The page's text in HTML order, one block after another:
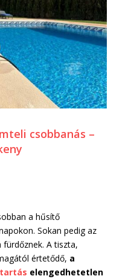
csobbanás –
a hűsítő
Sokan pedig az
fürdőznek. A tiszta,
értetődő, a
elengedhetetlen